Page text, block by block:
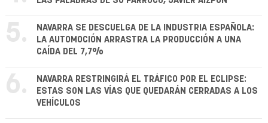
5.
NAVARRA SE DESCUELGA DE LA INDUSTRIA ESPAÑOLA:
LA AUTOMOCIÓN ARRASTRA LA PRODUCCIÓN A UNA
CAÍDA DEL 7,7%
6.
NAVARRA RESTRINGIRÁ EL TRÁFICO POR EL ECLIPSE:
ESTAS SON LAS VÍAS QUE QUEDARÁN CERRADAS A LOS
VEHÍCULOS